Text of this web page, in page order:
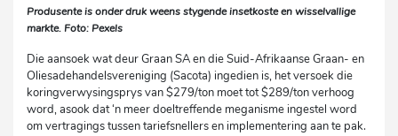
Produsente is onder druk weens stygende insetkoste en wisselvallige
markte. Foto: Pexels
Die aansoek wat deur Graan SA en die Suid-Afrikaanse Graan- en
Oliesadehandelsvereniging (Sacota) ingedien is, het versoek die
koringverwysingsprys van $279/ton moet tot $289/ton verhoog
word, asook dat ‘n meer doeltreffende meganisme ingestel word
om vertragings tussen tariefsnellers en implementering aan te pak.